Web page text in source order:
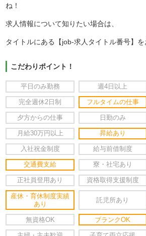
ね！
求人情報について知りたい場合は、
タイトルにある【job-求人タイトル番号】
こだわりポイント！
平日のみ勤務 週4日以上
完全週休2日制 フルタイムの仕事
夕方からの仕事 日勤のみ
月給30万円以上 昇給あり
入社祝金制度 給与前借制度
交通費支給 寮・社宅あり
正社員登用あり 資格取得支援制度
産休・育休制度実績
あり
託児所あり
無資格OK ブランクOK